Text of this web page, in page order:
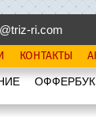
ri.com
КОНТАКТЫ
OФФЕРБУК